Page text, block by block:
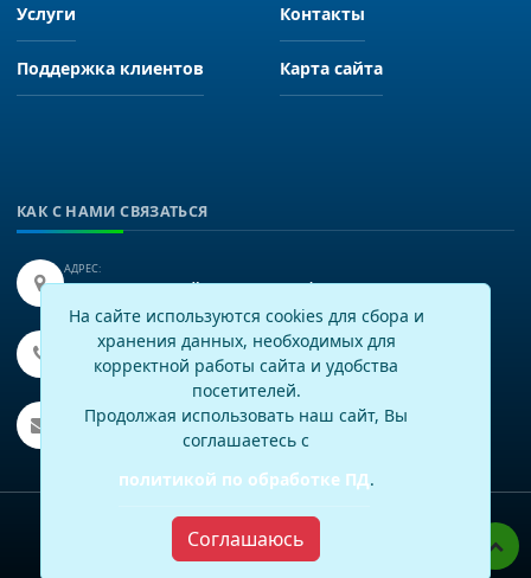
Услуги Контакты
Поддержка клиентов Карта сайта
КАК С НАМИ СВЯЗАТЬСЯ
АДРЕС:
Иркутск, улица Байкальская 249, офис 225.
ТЕЛЕФОН:
+7(3952)43-60-16
EMAIL:
info@virtech.ru
Политика по работе с персональными данными
На сайте используются cookies для сбора и
хранения данных, необходимых для
корректной работы сайта и удобства
посетителей.
Продолжая использовать наш сайт, Вы
соглашаетесь с
политикой по обработке ПД.
Соглашаюсь